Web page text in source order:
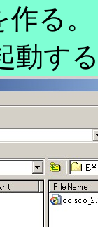
る。
動す